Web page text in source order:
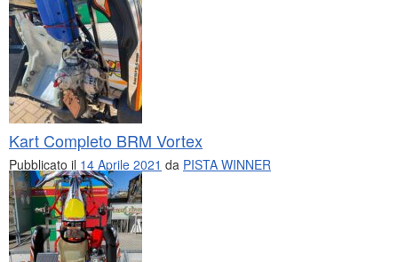
Kart Completo BRM Vortex
Pubblicato il 14 Aprile 2021 da PISTA WINNER